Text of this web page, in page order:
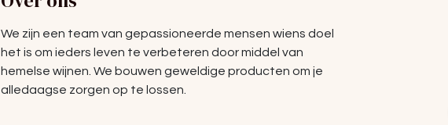
We zijn een team van gepassioneerde mensen wiens doel
het is om ieders leven te verbeteren door middel van
hemelse wijnen. We bouwen geweldige producten om je
alledaagse zorgen op te lossen.